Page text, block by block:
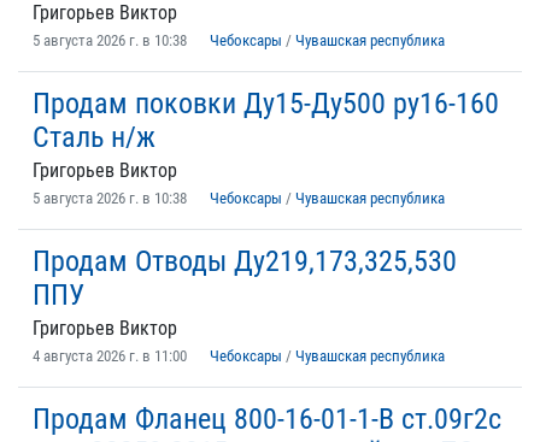
Григорьев Виктор
5 августа 2026 г. в 10:38 Чебоксары / Чувашская республика
Продам поковки Ду15-Ду500 ру16-160
Сталь н/ж
Григорьев Виктор
5 августа 2026 г. в 10:38 Чебоксары / Чувашская республика
Продам Отводы Ду219,173,325,530
ППУ
Григорьев Виктор
4 августа 2026 г. в 11:00 Чебоксары / Чувашская республика
Продам Фланец 800-16-01-1-В ст.09г2с